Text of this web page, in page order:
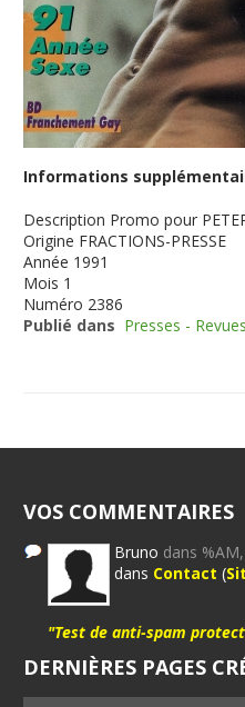
Informations
Description Promo pour
Origine FRACTIONS-PRESSE
Année 1991
Mois 1
Numéro 2386
Publié dans Presses - Revues
VOS COMMENTAIRES
Bruno dans
dans Contact (
"Test de anti-spam
DERNIÈRES PAGES